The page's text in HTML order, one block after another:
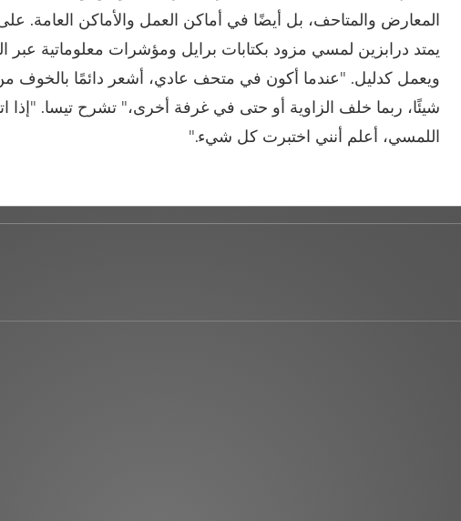
المعارض والمتاحف، بل أيضًا في أماكن العمل والأماكن العامة.
يمتد درابزين لمسي مزود بكتابات برايل ومؤشرات معلوماتية عبر
ويعمل كدليل. "عندما أكون في متحف عادي، أشعر دائمًا بالخوف
شيئًا، ربما خلف الزاوية أو حتى في غرفة أخرى،" تشرح تيسا. "إذا
اللمسي، أعلم أنني اختبرت كل شيء."